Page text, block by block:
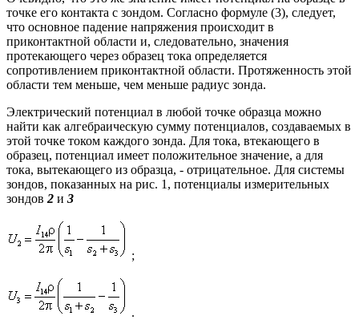
точке его контакта с зондом. Согласно формуле (3), следует,
что основное падение напряжения происходит в
приконтактной области и, следовательно, значения
протекающего через образец тока определяется
сопротивлением приконтактной области. Протяженность этой
области тем меньше, чем меньше радиус зонда.
Электрический потенциал в любой точке образца можно
найти как алгебраическую сумму потенциалов, создаваемых в
этой точке током каждого зонда. Для тока, втекающего в
образец, потенциал имеет положительное значение, а для
тока, вытекающего из образца, - отрицательное. Для системы
зондов, показанных на рис. 1, потенциалы измерительных
зондов 2 и 3
;
.